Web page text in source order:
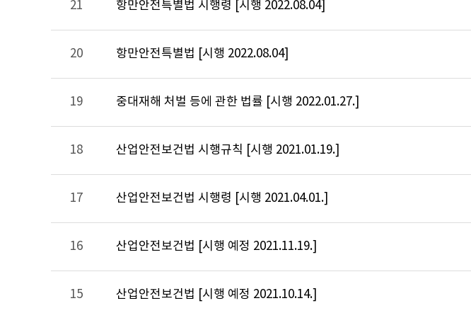
21 항만안전특별법 시행령 [시행 2022.08.04]
20 항만안전특별법 [시행 2022.08.04]
19 중대재해 처벌 등에 관한 법률 [시행 2022.01.27.]
18 산업안전보건법 시행규칙 [시행 2021.01.19.]
17 산업안전보건법 시행령 [시행 2021.04.01.]
16 산업안전보건법 [시행 예정 2021.11.19.]
15 산업안전보건법 [시행 예정 2021.10.14.]